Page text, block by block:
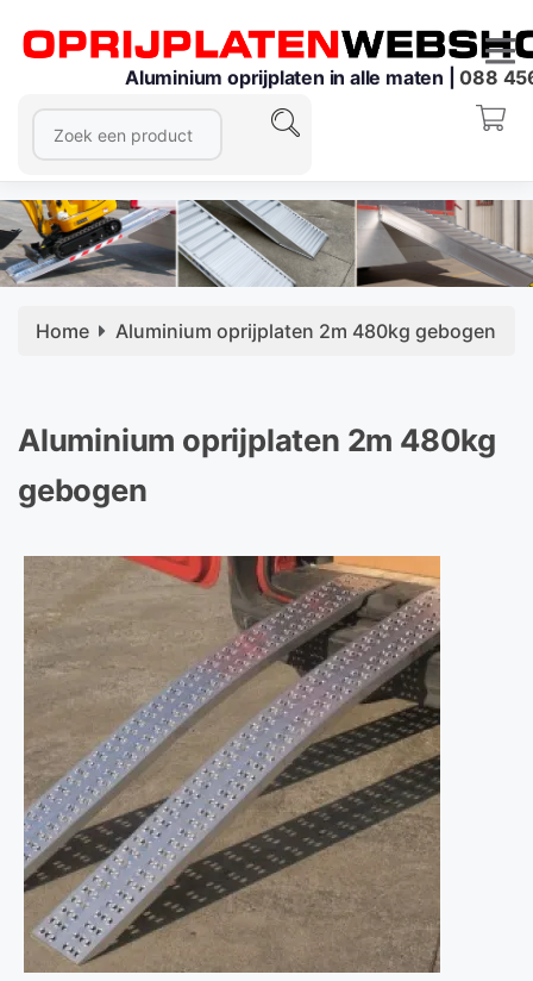
Aluminium oprijplaten in alle maten |088
Home Aluminium oprijplaten 2m 480kg gebogen
Aluminium oprijplaten 2m 480kg
gebogen